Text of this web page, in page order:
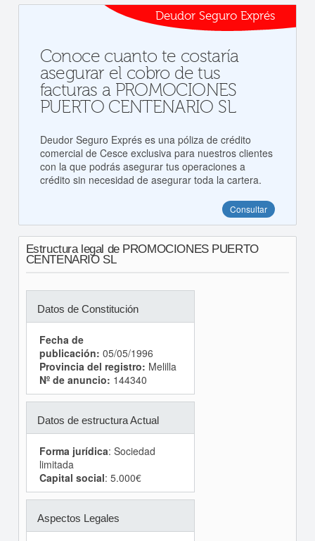
Deudor Seguro Exprés
Conoce cuanto te costaría
asegurar el cobro de tus
facturas a PROMOCIONES
PUERTO CENTENARIO SL
Deudor Seguro Exprés es una póliza de crédito
comercial de Cesce exclusiva para nuestros clientes
con la que podrás asegurar tus operaciones a
crédito sin necesidad de asegurar toda la cartera.
Consultar
Estructura legal de PROMOCIONES PUERTO
CENTENARIO SL
Datos de Constitución
Fecha de
publicación: 05/05/1996
Provincia del registro: Melilla
Nº de anuncio: 144340
Datos de estructura Actual
Forma jurídica: Sociedad
limitada
Capital social: 5.000€
Aspectos Legales